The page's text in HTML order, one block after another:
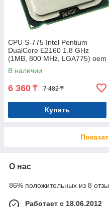
CPU S-775 Intel Pentium
DualCore E2160 1.8 GHz
(1MB, 800 MHz, LGA775) oem
Арт.1374
В наличии
6 360 ₸ 7 482 ₸
Купить
О нас
86% положительных из 8
Работает с 18.06.2012